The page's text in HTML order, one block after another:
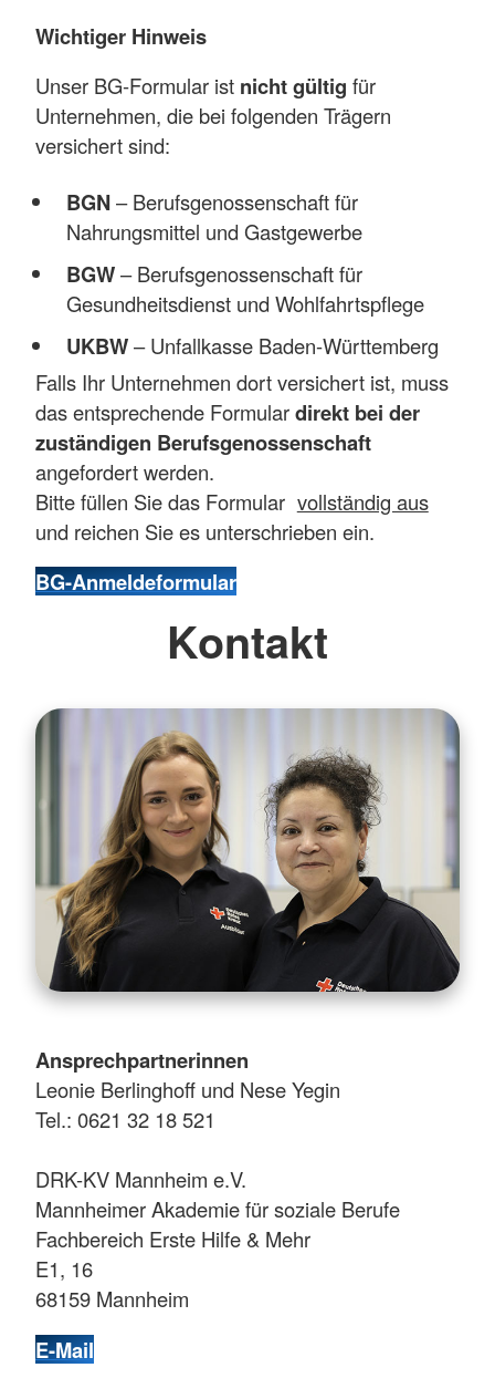
Wichtiger Hinweis
Unser BG-Formular ist nicht gültig für
Unternehmen, die bei folgenden Trägern
versichert sind:
BGN– Berufsgenossenschaft für
Nahrungsmittel und Gastgewerbe
BGW– Berufsgenossenschaft für
Gesundheitsdienst und Wohlfahrtspflege
UKBW– Unfallkasse Baden-Württemberg
Falls Ihr Unternehmen dort versichert ist, muss
das entsprechende Formulardirekt bei der
zuständigen Berufsgenossenschaft
angefordert werden.
Bitte füllen Sie das Formular vollständig aus
und reichen Sie es unterschrieben ein.
BG-Anmeldeformular
Kontakt
Ansprechpartnerinnen
Leonie Berlinghoff und Nese Yegin
Tel.: 0621 32 18 521
DRK-KV Mannheim e.V.
Mannheimer Akademie für soziale Berufe
Fachbereich Erste Hilfe & Mehr
E1, 16
68159 Mannheim
E-Mail